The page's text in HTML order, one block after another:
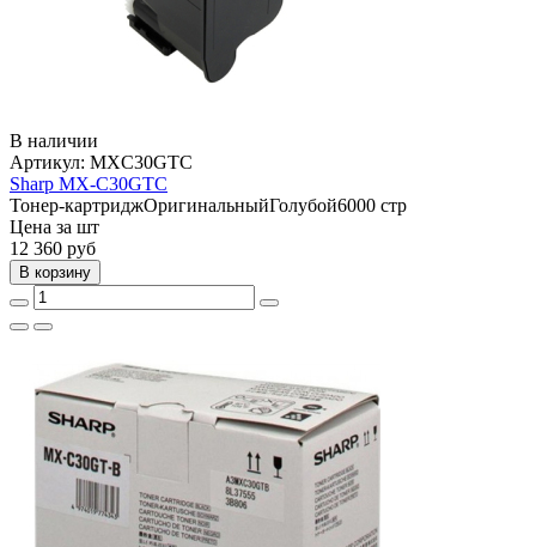
В наличии
Артикул: MXC30GTC
Sharp MX-C30GTC
Тонер-картриджОригинальныйГолубой6000 стр
Цена за шт
12 360 руб
В корзину